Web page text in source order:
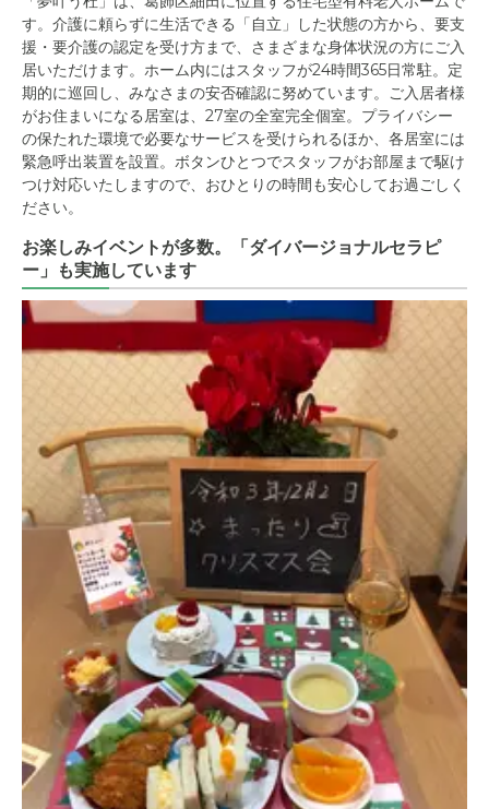
す。介護に頼らずに生活できる「自立」した状態の方から、要支
援・要介護の認定を受け方まで、さまざまな身体状況の方にご入
居いただけます。ホーム内にはスタッフが24時間365日常駐。定
期的に巡回し、みなさまの安否確認に努めています。ご入居者様
がお住まいになる居室は、27室の全室完全個室。プライバシー
の保たれた環境で必要なサービスを受けられるほか、各居室には
緊急呼出装置を設置。ボタンひとつでスタッフがお部屋まで駆け
つけ対応いたしますので、おひとりの時間も安心してお過ごしく
ださい。
お楽しみイベントが多数。「ダイバージョナルセラピ
ー」も実施しています